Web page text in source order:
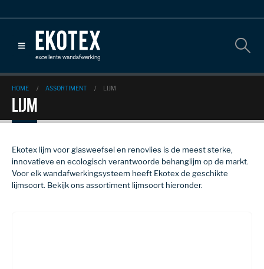
HOME ASSORTIMENT LIJM
Lijm
Ekotex lijm voor glasweefsel en renovlies is de meest sterke,
innovatieve en ecologisch verantwoorde behanglijm op de markt.
Voor elk wandafwerkingsysteem heeft Ekotex de geschikte
lijmsoort. Bekijk ons assortiment lijmsoort hieronder.